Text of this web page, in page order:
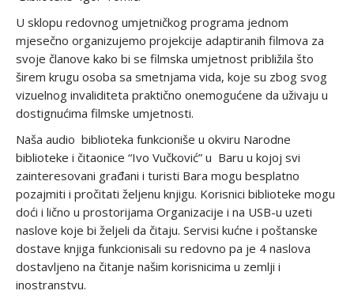
U sklopu redovnog umjetničkog programa jednom
mjesečno organizujemo projekcije adaptiranih filmova za
svoje članove kako bi se filmska umjetnost približila što
širem krugu osoba sa smetnjama vida, koje su zbog svog
vizuelnog invaliditeta praktično onemogućene da uživaju u
dostignućima filmske umjetnosti.
Naša audio biblioteka funkcioniše u okviru Narodne
biblioteke i čitaonice “Ivo Vučković” u Baru u kojoj svi
zainteresovani građani i turisti Bara mogu besplatno
pozajmiti i pročitati željenu knjigu. Korisnici biblioteke mogu
doći i lično u prostorijama Organizacije i na USB-u uzeti
naslove koje bi željeli da čitaju. Servisi kućne i poštanske
dostave knjiga funkcionisali su redovno pa je 4 naslova
dostavljeno na čitanje našim korisnicima u zemlji i
inostranstvu.